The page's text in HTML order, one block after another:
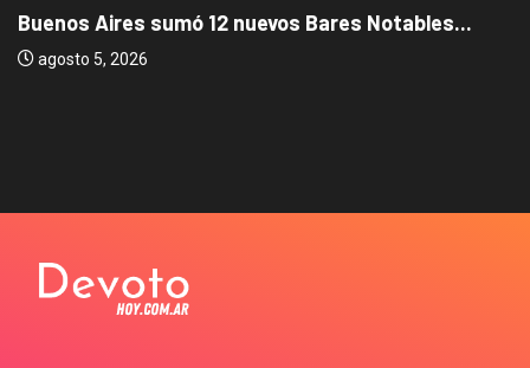
Buenos Aires sumó 12 nuevos Bares Notables...
agosto 5, 2026